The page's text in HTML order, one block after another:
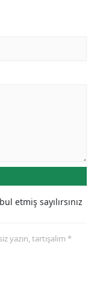
etmiş sayılırsınız
yazın, tartışalım *